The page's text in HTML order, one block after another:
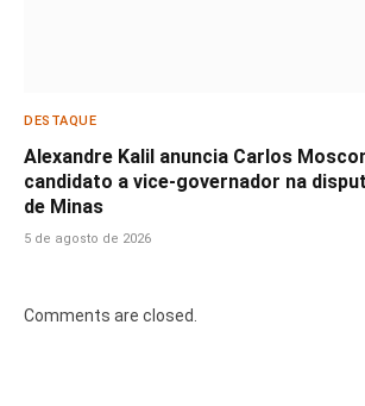
DESTAQUE
Alexandre Kalil anuncia Carlos
candidato a vice-governador na
de Minas
5 de agosto de 2026
Comments are closed.